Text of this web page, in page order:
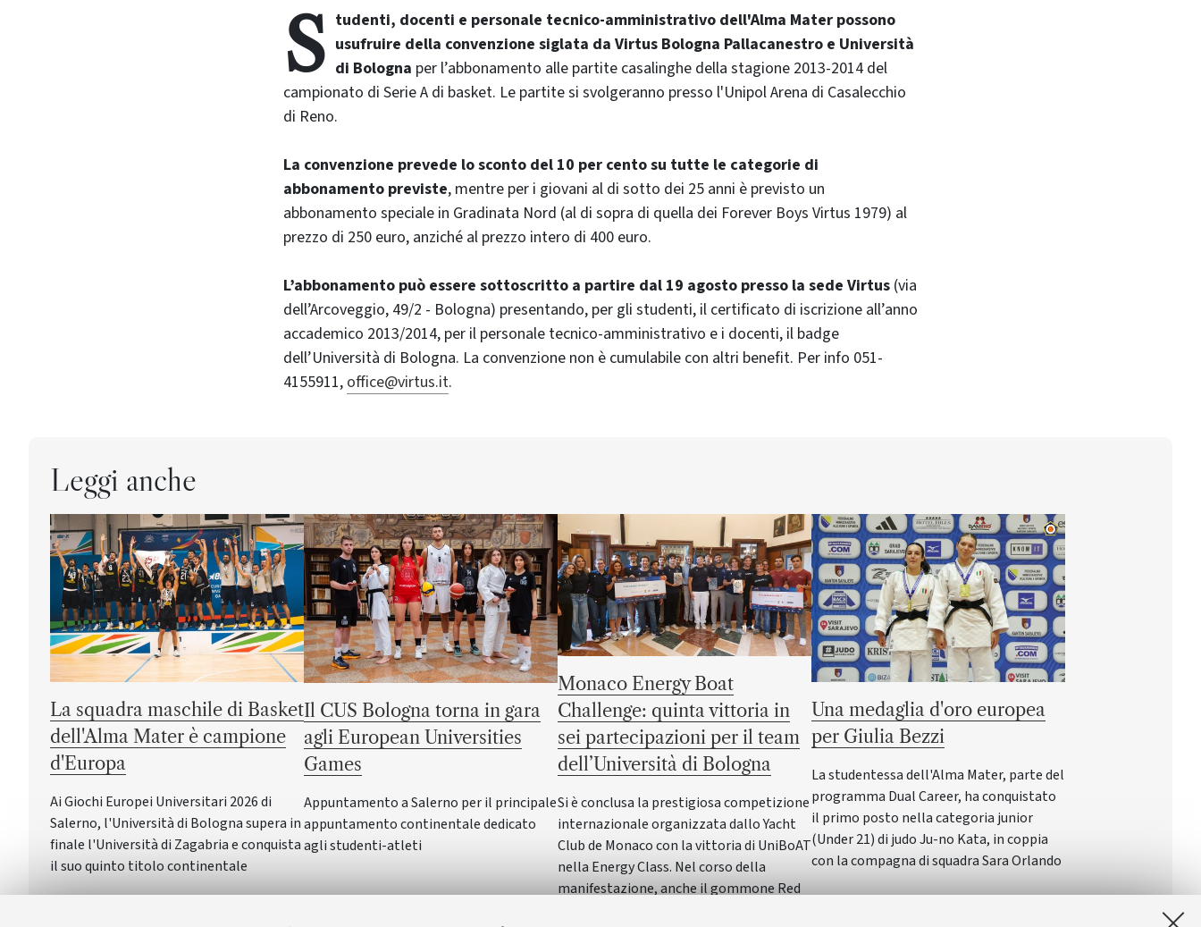
S tudenti, docenti e personale tecnico-amministrativo dell'Alma Mater possono
usufruire della convenzione siglata da Virtus Bologna Pallacanestro e Università
di Bologna per l’abbonamento alle partite casalinghe della stagione 2013-2014 del
campionato di Serie A di basket. Le partite si svolgeranno presso l'Unipol Arena di Casalecchio
di Reno.
La convenzione prevede lo sconto del 10 per cento su tutte le categorie di
abbonamento previste, mentre per i giovani al di sotto dei 25 anni è previsto un
abbonamento speciale in Gradinata Nord (al di sopra di quella dei Forever Boys Virtus 1979) al
prezzo di 250 euro, anziché al prezzo intero di 400 euro.
L’abbonamento può essere sottoscritto a partire dal 19 agosto presso la sede Virtus (via
dell’Arcoveggio, 49/2 - Bologna) presentando, per gli studenti, il certificato di iscrizione all’anno
accademico 2013/2014, per il personale tecnico-amministrativo e i docenti, il badge
dell’Università di Bologna. La convenzione non è cumulabile con altri benefit. Per info 051-
4155911, office@virtus.it.
Leggi anche
La squadra maschile di Basket
dell'Alma Mater è campione
d'Europa
Ai Giochi Europei Universitari 2026 di
Salerno, l'Università di Bologna supera in
finale l'Università di Zagabria e conquista
il suo quinto titolo continentale
Il CUS Bologna torna in gara
agli European Universities
Games
Appuntamento a Salerno per il principale
appuntamento continentale dedicato
agli studenti-atleti
Monaco Energy Boat
Challenge: quinta vittoria in
sei partecipazioni per il team
dell’Università di Bologna
Si è conclusa la prestigiosa competizione
internazionale organizzata dallo Yacht
Club de Monaco con la vittoria di UniBoAT
nella Energy Class. Nel corso della
manifestazione, anche il gommone Red
Una medaglia d'oro europea
per Giulia Bezzi
La studentessa dell'Alma Mater, parte del
programma Dual Career, ha conquistato
il primo posto nella categoria junior
(Under 21) di judo Ju-no Kata, in coppia
con la compagna di squadra Sara Orlando